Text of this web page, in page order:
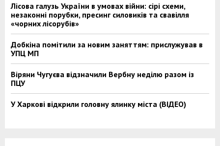
Лісова галузь України в умовах війни: сірі схеми,
незаконні порубки, пресинг силовиків та свавілля
«чорних лісорубів»
Добкіна помітили за новим заняттям: прислужував в
УПЦ МП
Віряни Чугуєва відзначили Вербну неділю разом із
ПЦУ
У Харкові відкрили головну ялинку міста (ВІДЕО)